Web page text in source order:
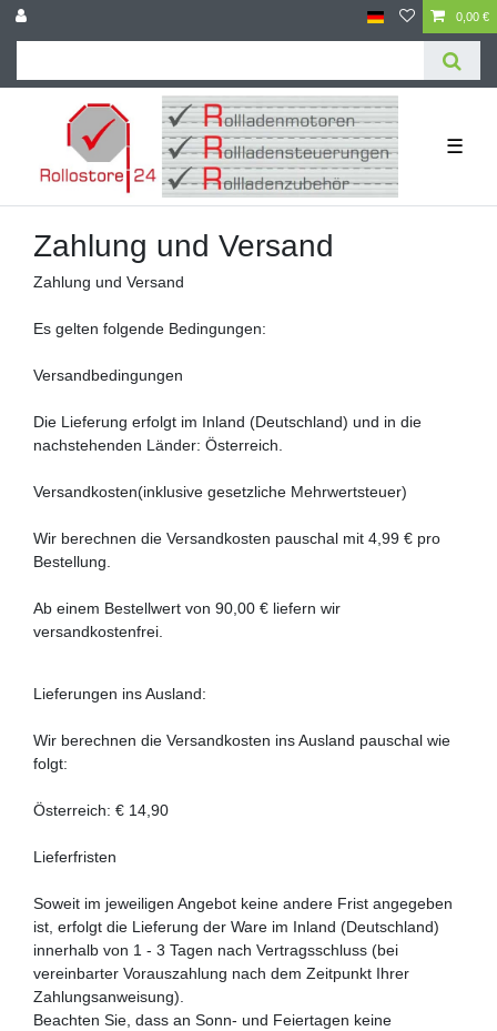
0,00 €
☰
Zahlung und Versand
Zahlung und Versand
Es gelten folgende Bedingungen:
Versandbedingungen
Die Lieferung erfolgt im Inland (Deutschland) und in die
nachstehenden Länder: Österreich.
Versandkosten(inklusive gesetzliche Mehrwertsteuer)
Wir berechnen die Versandkosten pauschal mit 4,99 € pro
Bestellung.
Ab einem Bestellwert von 90,00 € liefern wir
versandkostenfrei.
Lieferungen ins Ausland:
Wir berechnen die Versandkosten ins Ausland pauschal wie
folgt:
Österreich: € 14,90
Lieferfristen
Soweit im jeweiligen Angebot keine andere Frist angegeben
ist, erfolgt die Lieferung der Ware im Inland (Deutschland)
innerhalb von 1 - 3 Tagen nach Vertragsschluss (bei
vereinbarter Vorauszahlung nach dem Zeitpunkt Ihrer
Zahlungsanweisung).
Beachten Sie, dass an Sonn- und Feiertagen keine